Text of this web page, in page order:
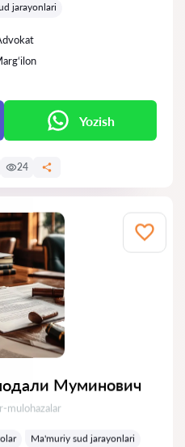
jarayonlari
Yozish
24
Муминович
mulohazalar
Ma'muriy sud jarayonlari